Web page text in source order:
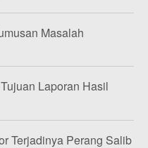
Masalah
Laporan Hasil
Terjadinya Perang Salib